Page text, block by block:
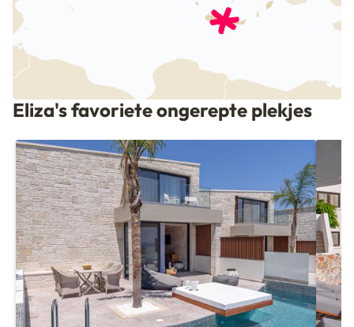
strand als je nog voor het ontbijt een duik in de zee
wil nemen. Bekijk ook eens mijnnieuwste
ontdekkingen
adresjes. Weet je het nog even niet? Beslis dan wat
later en boek een
last minute naar het eiland.
Eliza's favoriete ongerepte plekjes